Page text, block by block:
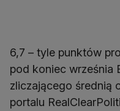
6,7 – tyle punktów
pod koniec września
zliczającego średnią
portalu